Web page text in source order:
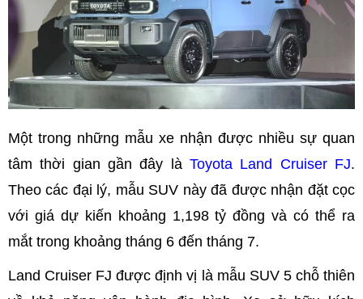
Một trong những mẫu xe nhận được nhiều sự quan
tâm thời gian gần đây là Toyota Land Cruiser FJ.
Theo các đại lý, mẫu SUV này đã được nhận đặt cọc
với giá dự kiến khoảng 1,198 tỷ đồng và có thể ra
mắt trong khoảng tháng 6 đến tháng 7.
Land Cruiser FJ được định vị là mẫu SUV 5 chỗ thiên